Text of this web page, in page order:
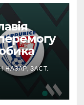
НАЗАР, ЗАСТ.